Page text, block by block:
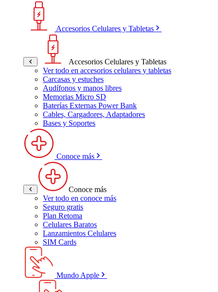
Accesorios Celulares y Tabletas
Accesorios Celulares y Tabletas
Ver todo en accesorios celulares y tabletas
Carcasas y estuches
Audífonos y manos libres
Memorias Micro SD
Baterías Externas Power Bank
Cables, Cargadores, Adaptadores
Bases y Soportes
Conoce más
Conoce más
Ver todo en conoce más
Seguro gratis
Plan Retoma
Celulares Baratos
Lanzamientos Celulares
SIM Cards
Mundo Apple